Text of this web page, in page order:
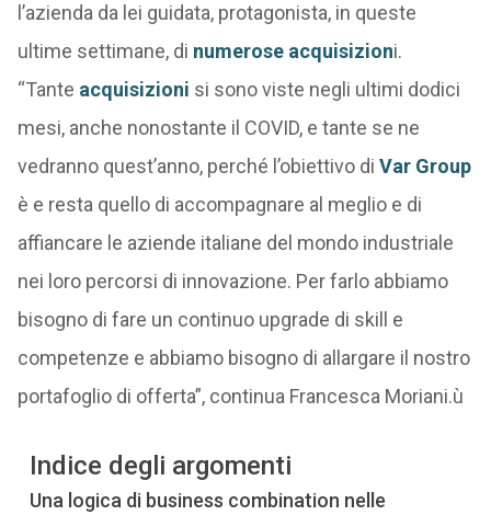
l’azienda da lei guidata, protagonista, in queste
ultime settimane, di numerose acquisizioni.
“Tante acquisizioni si sono viste negli ultimi dodici
mesi, anche nonostante il COVID, e tante se ne
vedranno quest’anno, perché l’obiettivo di Var Group
è e resta quello di accompagnare al meglio e di
affiancare le aziende italiane del mondo industriale
nei loro percorsi di innovazione. Per farlo abbiamo
bisogno di fare un continuo upgrade di skill e
competenze e abbiamo bisogno di allargare il nostro
portafoglio di offerta”, continua Francesca Moriani.ù
Indice degli argomenti
Una logica di business combination nelle